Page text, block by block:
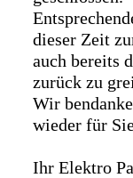
dieser Zeit
auch bereits
zurück zu
Wir
wieder für
Ihr Elektro